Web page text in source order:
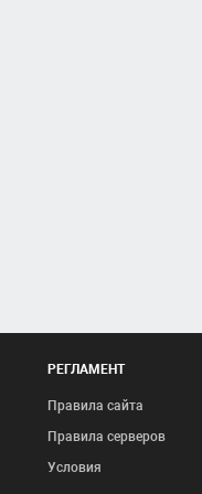
РЕГЛАМЕНТ
Правила сайта
Правила серверов
Условия